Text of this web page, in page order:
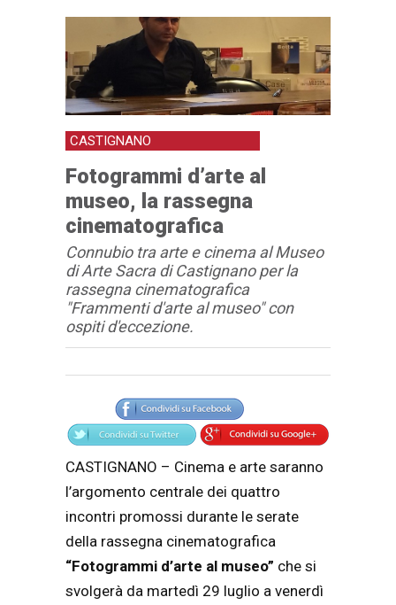
CASTIGNANO
Fotogrammi d’arte al
museo, la rassegna
cinematografica
Connubio tra arte e cinema al Museo
di Arte Sacra di Castignano per la
rassegna cinematografica
"Frammenti d'arte al museo" con
ospiti d'eccezione.
Articolo
Testo articolo principale
CASTIGNANO – Cinema e arte saranno
l’argomento centrale dei quattro
incontri promossi durante le serate
della rassegna cinematografica
“Fotogrammi d’arte al museo” che si
svolgerà da martedì 29 luglio a venerdì